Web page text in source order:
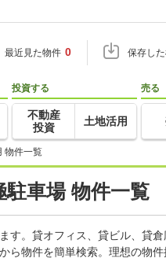
最近見た物件 0 保存し
投資する
不動産
投資
土地活用
売る
物件一覧
車場 物件一覧
。貸オフィス、貸ビル、貸
物件を簡単検索。理想の物